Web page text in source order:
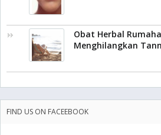
Obat Herbal
Menghilangkan
FIND US ON FACEEBOOK